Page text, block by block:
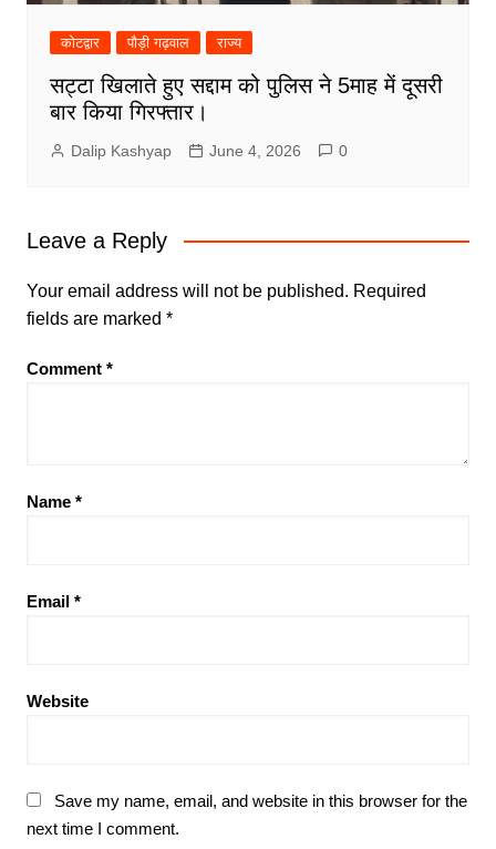
कोटद्वार पौड़ी गढ़वाल राज्य
सट्टा खिलाते हुए सद्दाम को पुलिस ने 5माह में दूसरी
बार किया गिरफ्तार।
Dalip Kashyap June 4, 2026 0
Leave a Reply
Your email address will not be published. Required
fields are marked *
Comment *
Name *
Email *
Website
Save my name, email, and website in this browser for the
next time I comment.